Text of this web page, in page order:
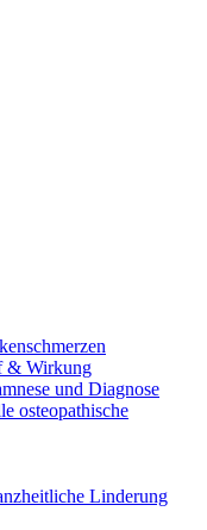
& Wirkung
osteopathische
Linderung